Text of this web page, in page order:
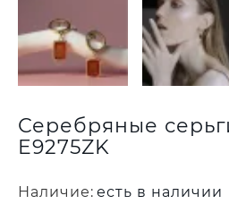
Серебряные
E9275ZK
Наличие: есть в наличии